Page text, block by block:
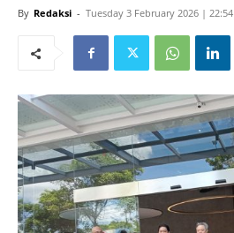
By Redaksi - Tuesday 3 February 2026 | 22:54